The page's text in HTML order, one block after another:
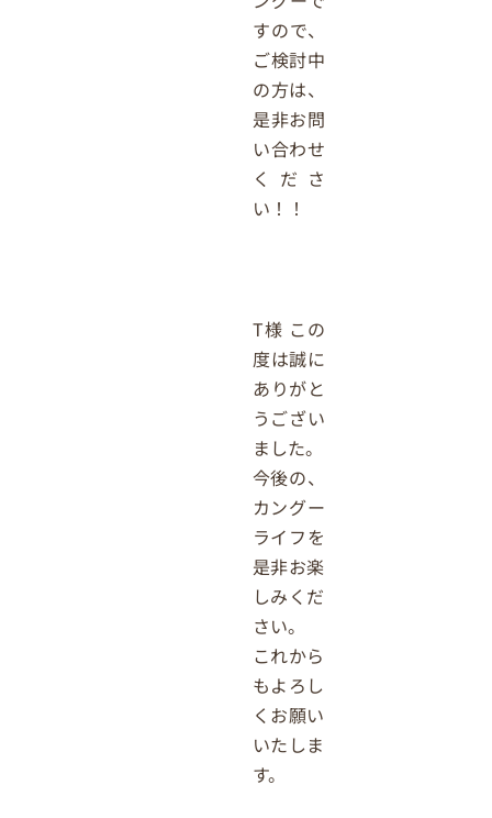
すので、
ご検討中
の方は、
是非お問
い合わせ
くださ
い！！
T様 この
度は誠に
ありがと
うござい
ました。
今後の、
カングー
ライフを
是非お楽
しみくだ
さい。
これから
もよろし
くお願い
いたしま
す。